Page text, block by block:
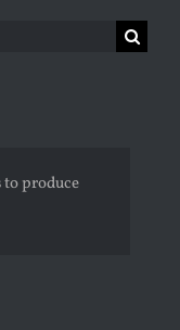
produce